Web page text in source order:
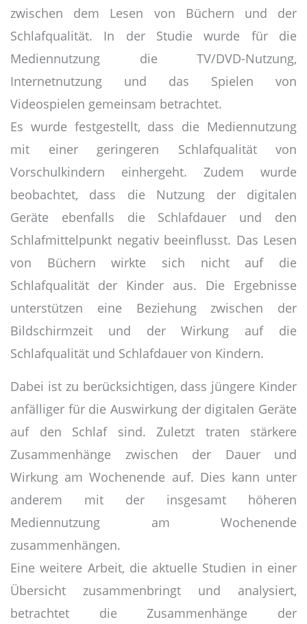
zwischen dem Lesen von Büchern und der
Schlafqualität. In der Studie wurde für die
Mediennutzung die TV/DVD-Nutzung,
Internetnutzung und das Spielen von
Videospielen gemeinsam betrachtet.
Es wurde festgestellt, dass die Mediennutzung
mit einer geringeren Schlafqualität von
Vorschulkindern einhergeht. Zudem wurde
beobachtet, dass die Nutzung der digitalen
Geräte ebenfalls die Schlafdauer und den
Schlafmittelpunkt negativ beeinflusst. Das Lesen
von Büchern wirkte sich nicht auf die
Schlafqualität der Kinder aus. Die Ergebnisse
unterstützen eine Beziehung zwischen der
Bildschirmzeit und der Wirkung auf die
Schlafqualität und Schlafdauer von Kindern.
Dabei ist zu berücksichtigen, dass jüngere Kinder
anfälliger für die Auswirkung der digitalen Geräte
auf den Schlaf sind. Zuletzt traten stärkere
Zusammenhänge zwischen der Dauer und
Wirkung am Wochenende auf. Dies kann unter
anderem mit der insgesamt höheren
Mediennutzung am Wochenende
zusammenhängen.
Eine weitere Arbeit, die aktuelle Studien in einer
Übersicht zusammenbringt und analysiert,
betrachtet die Zusammenhänge der